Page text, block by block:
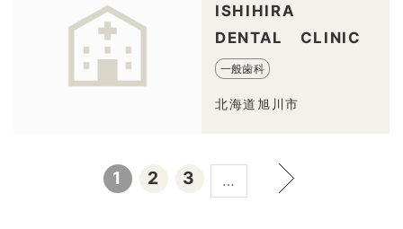
ISHIHIRA
DENTAL CLINIC
一般歯科
北海道旭川市
1 2 3 …